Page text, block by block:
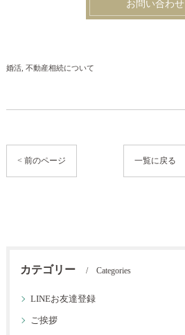
お問い合わせ
婚活 不動産相続について
< 前のページ 一覧に戻る
カテゴリー Categories
LINEお友達登録
ご挨拶